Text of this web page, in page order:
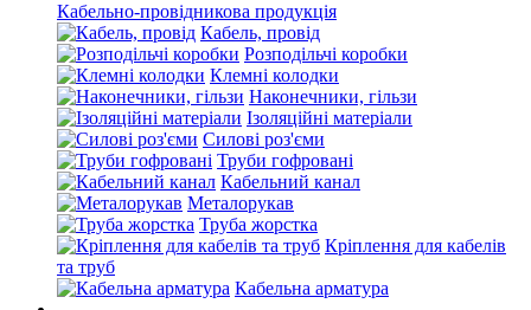
Кабельно-провідникова продукція
Кабель, провід
Розподільчі коробки
Клемні колодки
Наконечники, гільзи
Ізоляційні матеріали
Силові роз'єми
Труби гофровані
Кабельний канал
Металорукав
Труба жорстка
Кріплення для кабелів
та труб
Кабельна арматура